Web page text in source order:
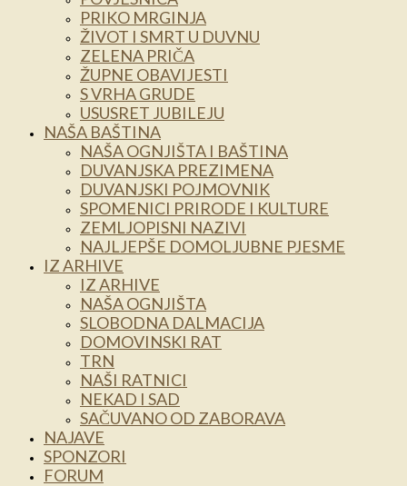
PRIKO MRGINJA
ŽIVOT I SMRT U DUVNU
ZELENA PRIČA
ŽUPNE OBAVIJESTI
S VRHA GRUDE
USUSRET JUBILEJU
NAŠA BAŠTINA
NAŠA OGNJIŠTA I BAŠTINA
DUVANJSKA PREZIMENA
DUVANJSKI POJMOVNIK
SPOMENICI PRIRODE I KULTURE
ZEMLJOPISNI NAZIVI
NAJLJEPŠE DOMOLJUBNE PJESME
IZ ARHIVE
IZ ARHIVE
NAŠA OGNJIŠTA
SLOBODNA DALMACIJA
DOMOVINSKI RAT
TRN
NAŠI RATNICI
NEKAD I SAD
SAČUVANO OD ZABORAVA
NAJAVE
SPONZORI
FORUM